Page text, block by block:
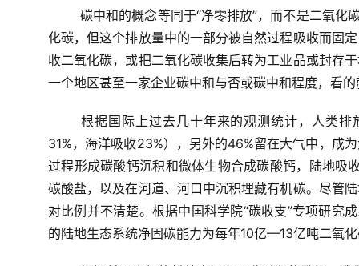
碳中和的概念等同于“净零排放”，而不是二氧化
化碳，但这个排放量中的一部分被自然过程吸收而固
收二氧化碳，或把二氧化碳收集后转为工业品或封存
一个地区甚至一家企业碳中和与否或碳中和程度，看
根据国际上过去几十年来的观测统计，人类
31%，海洋吸收23%），另外的46%留在大气中，成
过程形成碳酸钙沉积和微体生物合成碳酸钙，陆地吸
碳酸盐，以及在河道、河口中沉积埋藏有机碳。尽管
对比例并不清楚。根据中国科学院“碳收支”专项研
的陆地生态系统净固碳能力为每年10亿—13亿吨二氧